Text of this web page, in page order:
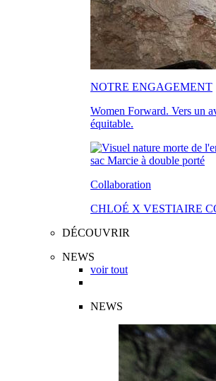
NOTRE ENGAGEMENT
Women Forward. Vers un
équitable.
Collaboration
CHLOÉ X VESTIAIRE
DÉCOUVRIR
NEWS
voir tout
NEWS